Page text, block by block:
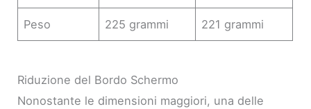
Peso 225 grammi 221 grammi
Riduzione del Bordo Schermo
Nonostante le dimensioni maggiori, una delle